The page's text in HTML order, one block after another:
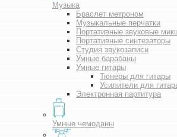
Музыка
Браслет метроном
Музыкальные перчатки
Портативные звуковые
Портативные синтезаторы
Студия звукозаписи
Умные барабаны
Умные гитары
Тюнеры для гитары
Усилители для
Электронная партитура
Умные чемоданы